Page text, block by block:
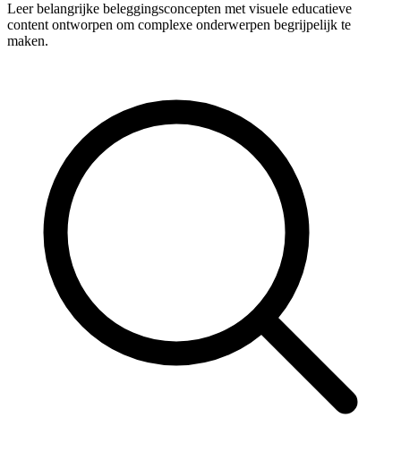
Leer belangrijke beleggingsconcepten met visuele educatieve
content ontworpen om complexe onderwerpen begrijpelijk te
maken.